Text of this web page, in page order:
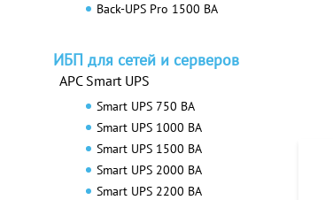
Back-UPS Pro 1500 ВА
ИБП для сетей и серверов
APC Smart UPS
Smart UPS 750 ВА
Smart UPS 1000 ВА
Smart UPS 1500 ВА
Smart UPS 2000 ВА
Smart UPS 2200 ВА